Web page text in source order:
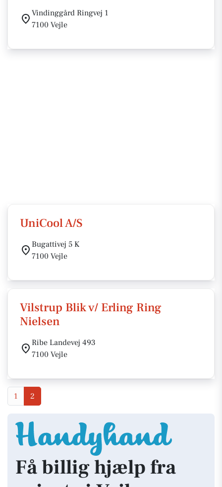
Vindinggård Ringvej 1
7100 Vejle
UniCool A/S
Bugattivej 5 K
7100 Vejle
Vilstrup Blik v/ Erling Ring
Nielsen
Ribe Landevej 493
7100 Vejle
1 2
Få billig hjælp fra